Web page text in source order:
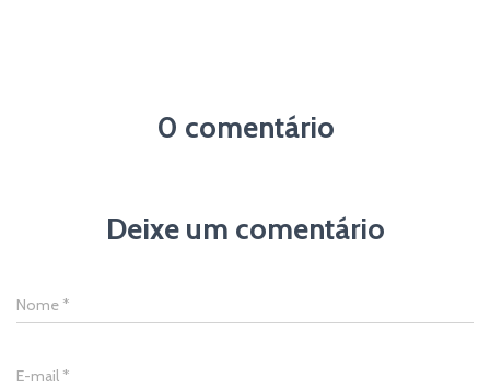
0 comentário
Deixe um comentário
Nome *
E-mail *